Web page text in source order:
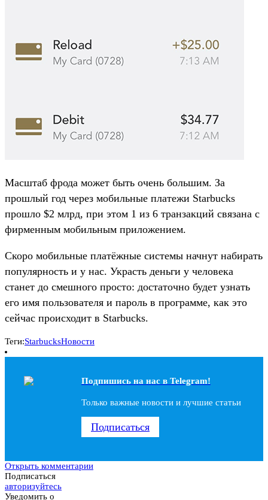
Масштаб фрода может быть очень большим. За
прошлый год через мобильные платежи Starbucks
прошло $2 млрд, при этом 1 из 6 транзакций связана с
фирменным мобильным приложением.
Скоро мобильные платёжные системы начнут набирать
популярность и у нас. Украсть деньги у человека
станет до смешного просто: достаточно будет узнать
его имя пользователя и пароль в программе, как это
сейчас происходит в Starbucks.
Теги:StarbucksНовости
Подпишись на наc в Telegram!
Только важные новости и лучшие статьи
Подписаться
Открыть комментарии
Подписаться
авторизуйтесь
Уведомить о